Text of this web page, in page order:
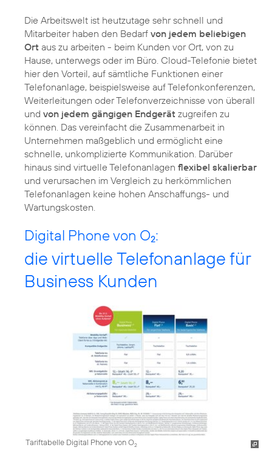
Die Arbeitswelt ist heutzutage sehr schnell und
Mitarbeiter haben den Bedarf von jedem beliebigen
Ort aus zu arbeiten - beim Kunden vor Ort, von zu
Hause, unterwegs oder im Büro. Cloud-Telefonie bietet
hier den Vorteil, auf sämtliche Funktionen einer
Telefonanlage, beispielsweise auf Telefonkonferenzen,
Weiterleitungen oder Telefonverzeichnisse von überall
und von jedem gängigen Endgerät zugreifen zu
können. Das vereinfacht die Zusammenarbeit in
Unternehmen maßgeblich und ermöglicht eine
schnelle, unkomplizierte Kommunikation. Darüber
hinaus sind virtuelle Telefonanlagen flexibel skalierbar
und verursachen im Vergleich zu herkömmlichen
Telefonanlagen keine hohen Anschaffungs- und
Wartungskosten.
Digital Phone von O2:
die virtuelle Telefonanlage für
Business Kunden
Tariftabelle Digital Phone von O2